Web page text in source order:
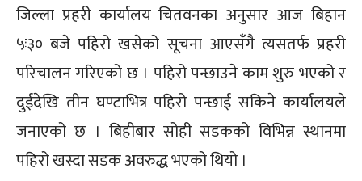
जिल्ला प्रहरी कार्यालय चितवनका अनुसार आज बिहान
५ः३० बजे पहिरो खसेको सूचना आएसँगै त्यसतर्फ प्रहरी
परिचालन गरिएको छ । पहिरो पन्छाउने काम शुरु भएको र
दुईदेखि तीन घण्टाभित्र पहिरो पन्छाई सकिने कार्यालयले
जनाएको छ । बिहीबार सोही सडकको विभिन्न स्थानमा
पहिरो खस्दा सडक अवरुद्ध भएको थियो ।